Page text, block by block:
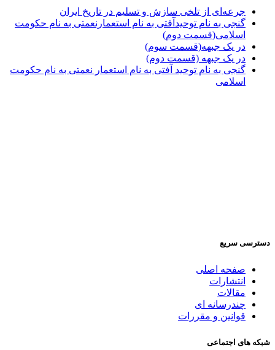
جرعه‌ای از تلخی سازش و تسلیم در تاریخ ایران
گنجی به نام توحیدآفتی به نام استعمارنعمتی به نام حکومت
اسلامی(قسمت دوم)
در یک جبهه(قسمت سوم)
در یک جبهه (قسمت دوم)
گنجی به نام توحید آفتی به نام استعمار نعمتی به نام حکومت
اسلامی
دسترسی سریع
صفحه اصلی
انتشارات
مقالات
چندرسانه ای
قوانین و مقررات
شبکه های اجتماعی